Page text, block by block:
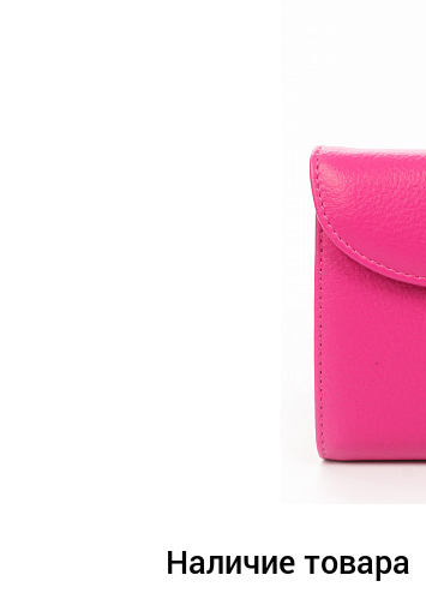
Наличие товара